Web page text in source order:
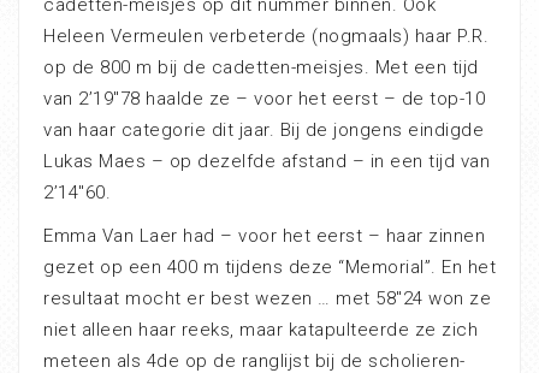
cadetten-meisjes op dit nummer binnen. Ook
Heleen Vermeulen verbeterde (nogmaals) haar P.R.
op de 800 m bij de cadetten-meisjes. Met een tijd
van 2’19″78 haalde ze – voor het eerst – de top-10
van haar categorie dit jaar. Bij de jongens eindigde
Lukas Maes – op dezelfde afstand – in een tijd van
2’14″60.
Emma Van Laer had – voor het eerst – haar zinnen
gezet op een 400 m tijdens deze “Memorial”. En het
resultaat mocht er best wezen … met 58″24 won ze
niet alleen haar reeks, maar katapulteerde ze zich
meteen als 4de op de ranglijst bij de scholieren-